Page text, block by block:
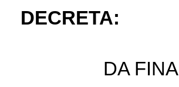
DECRETA:
DA